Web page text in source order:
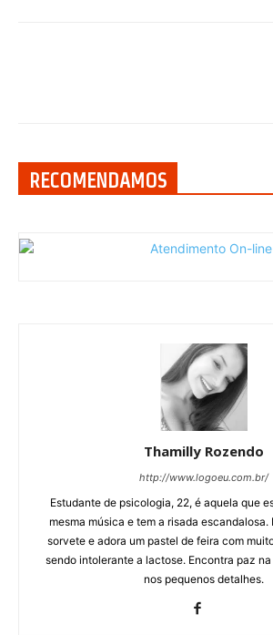
RECOMENDAMOS
Thamilly Rozendo
http://www.logoeu.com.br/
Estudante de psicologia, 22, é aquela que
mesma música e tem a risada escandalosa.
sorvete e adora um pastel de feira com
sendo intolerante a lactose. Encontra paz
nos pequenos detalhes.